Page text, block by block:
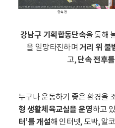
강남구 기획합동단속을 통해
을 일망타진하며거리 위 불
고,단속 전후
누구나 운동하기 좋은 환경을
형 생활체육교실을 운영하고
터’를 개설해 인터넷, 도박, 알